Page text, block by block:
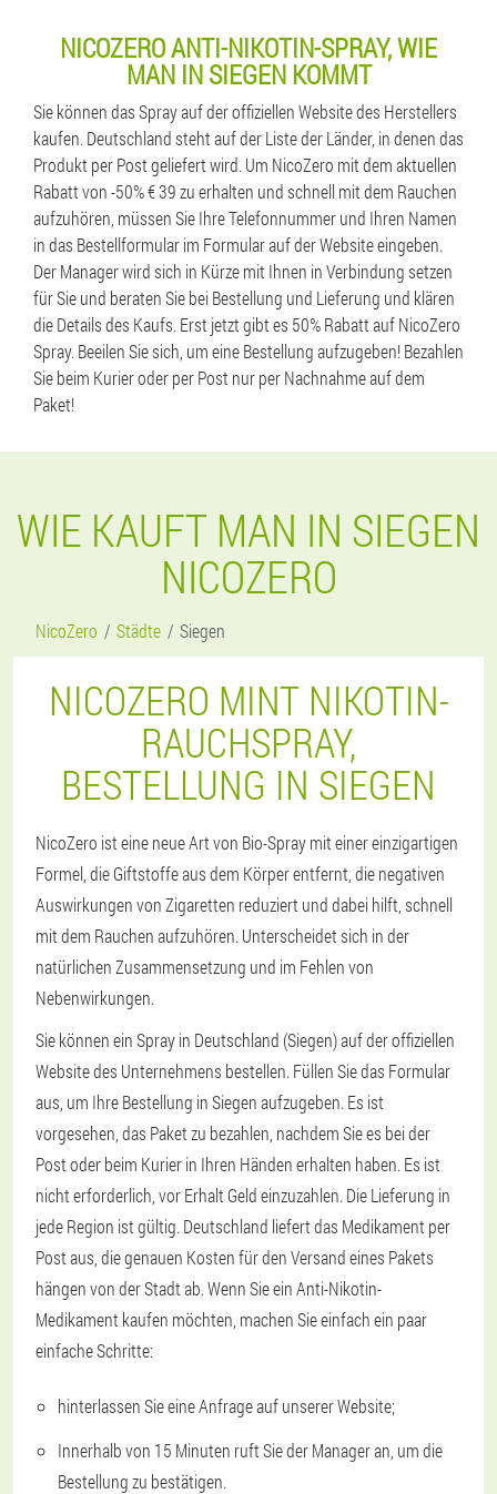
NICOZERO ANTI-NIKOTIN-SPRAY, WIE
MAN IN SIEGEN KOMMT
Sie können das Spray auf der offiziellen Website des Herstellers
kaufen. Deutschland steht auf der Liste der Länder, in denen das
Produkt per Post geliefert wird. Um NicoZero mit dem aktuellen
Rabatt von -50% € 39 zu erhalten und schnell mit dem Rauchen
aufzuhören, müssen Sie Ihre Telefonnummer und Ihren Namen
in das Bestellformular im Formular auf der Website eingeben.
Der Manager wird sich in Kürze mit Ihnen in Verbindung setzen
für Sie und beraten Sie bei Bestellung und Lieferung und klären
die Details des Kaufs. Erst jetzt gibt es 50% Rabatt auf NicoZero
Spray. Beeilen Sie sich, um eine Bestellung aufzugeben! Bezahlen
Sie beim Kurier oder per Post nur per Nachnahme auf dem
Paket!
WIE KAUFT MAN IN SIEGEN
NICOZERO
NicoZero Städte Siegen
NICOZERO MINT NIKOTIN-
RAUCHSPRAY,
BESTELLUNG IN SIEGEN
NicoZero ist eine neue Art von Bio-Spray mit einer einzigartigen
Formel, die Giftstoffe aus dem Körper entfernt, die negativen
Auswirkungen von Zigaretten reduziert und dabei hilft, schnell
mit dem Rauchen aufzuhören. Unterscheidet sich in der
natürlichen Zusammensetzung und im Fehlen von
Nebenwirkungen.
Sie können ein Spray in Deutschland (Siegen) auf der offiziellen
Website des Unternehmens bestellen. Füllen Sie das Formular
aus, um Ihre Bestellung in Siegen aufzugeben. Es ist
vorgesehen, das Paket zu bezahlen, nachdem Sie es bei der
Post oder beim Kurier in Ihren Händen erhalten haben. Es ist
nicht erforderlich, vor Erhalt Geld einzuzahlen. Die Lieferung in
jede Region ist gültig. Deutschland liefert das Medikament per
Post aus, die genauen Kosten für den Versand eines Pakets
hängen von der Stadt ab. Wenn Sie ein Anti-Nikotin-
Medikament kaufen möchten, machen Sie einfach ein paar
einfache Schritte:
hinterlassen Sie eine Anfrage auf unserer Website;
Innerhalb von 15 Minuten ruft Sie der Manager an, um die
Bestellung zu bestätigen.